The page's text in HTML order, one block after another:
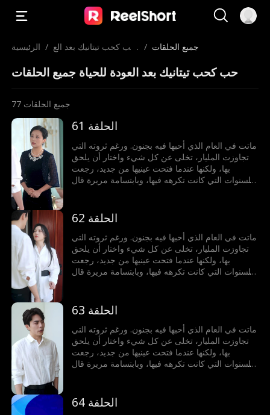
الرئيسية / حب كحب تيتانيك بعد الع
/ جميع الحلقات
حب كحب تيتانيك بعد العودة للحياة جميع الحلقات
77 جميع الحلقات
الحلقة 61
ماتت في العام الذي أحبها فيه بجنون. ورغم ثروته التي
تجاوزت المليار، تخلى عن كل شيء واختار أن يلحق
بها، ولكنها عندما فتحت عينيها من جديد، رجعت
للسنوات التي كانت تكرهه فيها، وبابتسامة مريرة قال
الحلقة 62
ماتت في العام الذي أحبها فيه بجنون. ورغم ثروته التي
تجاوزت المليار، تخلى عن كل شيء واختار أن يلحق
بها، ولكنها عندما فتحت عينيها من جديد، رجعت
للسنوات التي كانت تكرهه فيها، وبابتسامة مريرة قال
الحلقة 63
ماتت في العام الذي أحبها فيه بجنون. ورغم ثروته التي
تجاوزت المليار، تخلى عن كل شيء واختار أن يلحق
بها، ولكنها عندما فتحت عينيها من جديد، رجعت
للسنوات التي كانت تكرهه فيها، وبابتسامة مريرة قال
الحلقة 64